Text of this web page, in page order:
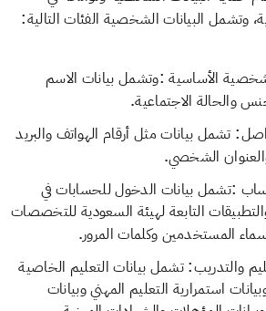
وتشمل البيانات الشخصية الفئات التالية:
الأساسية:وتشمل بيانات الاسم
والحالة الاجتماعية.
: تشمل بيانات مثل أرقام الهواتف والبريد
والعنوان الشخصي.
:تشمل بيانات الدخول للحسابات في
التابعة لهيئة السعودية للتخصصات
المستخدمين وكلمات المرور.
والتدريب: تشمل بيانات التعليم الخاصية
استمرارية التعليم المهني وبيانات